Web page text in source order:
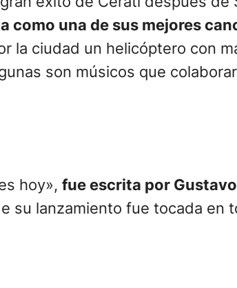
como una de sus mejores
la ciudad un helicóptero con
son músicos que
hoy», fue escrita por
su lanzamiento fue tocada en